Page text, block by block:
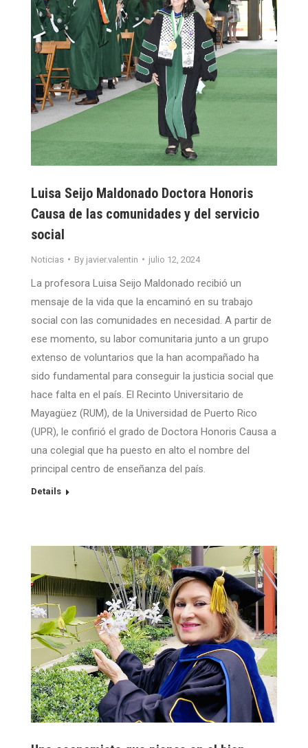
Luisa Seijo Maldonado Doctora Honoris
Causa de las comunidades y del servicio
social
Noticias By javier.valentin julio 12, 2024
La profesora Luisa Seijo Maldonado recibió un
mensaje de la vida que la encaminó en su trabajo
social con las comunidades en necesidad. A partir de
ese momento, su labor comunitaria junto a un grupo
extenso de voluntarios que la han acompañado ha
sido fundamental para conseguir la justicia social que
hace falta en el país. El Recinto Universitario de
Mayagüez (RUM), de la Universidad de Puerto Rico
(UPR), le confirió el grado de Doctora Honoris Causa a
una colegial que ha puesto en alto el nombre del
principal centro de enseñanza del país.
Details